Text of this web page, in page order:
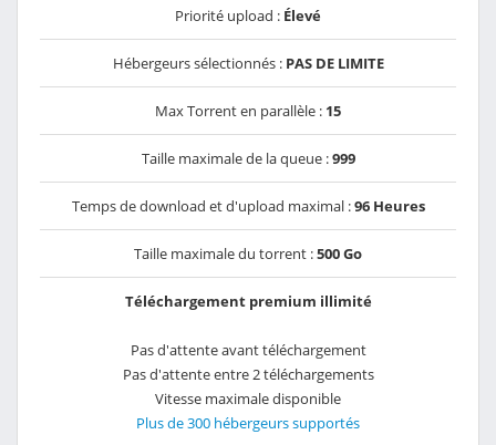
Priorité upload : Élevé
Hébergeurs sélectionnés : PAS DE LIMITE
Max Torrent en parallèle : 15
Taille maximale de la queue :999
Temps de download et d'upload maximal :96 Heures
Taille maximale du torrent :500 Go
Téléchargement premium illimité
Pas d'attente avant téléchargement
Pas d'attente entre 2 téléchargements
Vitesse maximale disponible
Plus de 300 hébergeurs supportés